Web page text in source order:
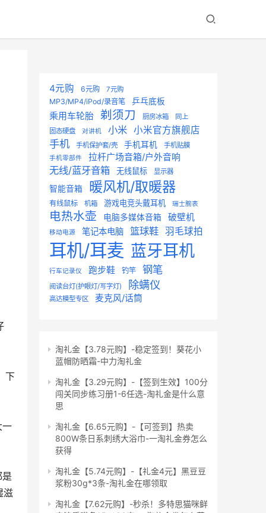
滋
4元购 6元购 7元购
MP3/MP4/iPod/录音笔 乒乓底板
乘用车轮胎 剃须刀 厨房冰箱
同上
固态硬盘
对讲机 小米 小米官方旗舰店
手机 手机保护套/壳 手机耳机 手机贴膜
手机零部件 拉杆广场音箱/户外音响
无线/蓝牙音箱 无线鼠标 显示器
智能音箱 暖风机/取暖器
有线鼠标 机箱 游戏电竞头戴耳机 瑞士腕表
电热水壶 电脑多媒体音箱 破壁机
移动电源 笔记本电脑 篮球鞋 羽毛球拍
耳机/耳麦 蓝牙耳机
行车记录仪 跑步鞋 钓竿 钢笔
阅读台灯(护眼灯/写字灯) 除螨仪
高达模型专区 麦克风/话筒
淘礼金【3.78元购】-稳定签到！葵花小
蓝帽防晒霜-中力淘礼金
淘礼金【3.29元购】-【签到生效】100分
闯关同步练习册1-6任选-淘礼金是什么意
思
淘礼金【6.65元购】-【可签到】热卖
800W条日系刺绣大浴巾-一淘礼金券怎么
获得
淘礼金【5.74元购】-【礼金4元】黑豆豆
浆粉30g*3条-淘礼金在哪领取
淘礼金【7.62元购】-秒杀！多特思猫咪鲜